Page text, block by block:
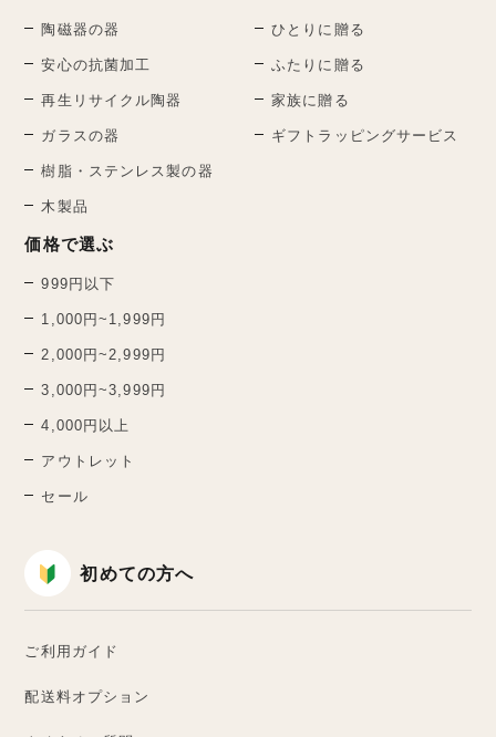
陶磁器の器
安心の抗菌加工
再生リサイクル陶器
ガラスの器
樹脂・ステンレス製の器
木製品
価格で選ぶ
999円以下
1,000円~1,999円
2,000円~2,999円
3,000円~3,999円
4,000円以上
アウトレット
セール
ひとりに贈る
ふたりに贈る
家族に贈る
ギフトラッピングサービス
初めての方へ
ご利用ガイド
配送料オプション